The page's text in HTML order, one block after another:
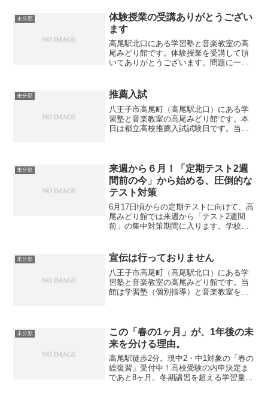
未分類
体験授業の受講ありがとうござい
ます
高尾駅北口にある学習塾と音楽教室の高
尾みどり館です。体験授業を受講して頂
いてありがとうございます。問題に一生
うになって欲しいという思いから指導に
も熱が入ります。その後そ...
未分類 推薦入試
八王子市高尾町（高尾駅北口）にある学
習塾と音楽教室の高尾みどり館です。本
日は都立高校推薦入試試験日です。当塾
未分類
来週から６月！「定期テスト2週
間前の今」から始める、圧倒的な
テスト対策
6月17日頃からの定期テストに向けて、高
尾みどり館では来週から「テスト2週間
前」の集中対策期間に入ります。学校よ
習へ。新しくなった快適なエアコン環境
で自己ベストを目指しましょう！
未分類 宣伝は行っておりません
八王子市高尾町（高尾駅北口）にある学
習塾と音楽教室の高尾みどり館です。当
館は学習塾（個別指導）と音楽教室を併
入塾して下さいます。現在...
未分類
この「春の1ヶ月」が、1年後の未
来を分ける理由。
高尾駅徒歩2分。現中2・中1対象の「春の
総復習」受付中！高校受験の内申決定ま
であと8ヶ月。冬期講習を超える学習量